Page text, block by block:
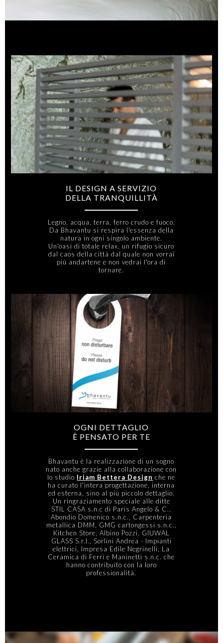
IL DESIGN A SERVIZIO
DELLA TRANQUILLITÀ
Legno, acqua, terra, ferro crudo e fuoco.
Da Bhavantu si respira l'essenza della
natura in ogni singolo ambiente.
Un'oasi di totale relax, un rifugio sicuro
dal caos della città dal quale non vorrai
più andartene e non vedrai l'ora di
tornare.
OGNI DETTAGLIO
È PENSATO PER TE
Bhavantu è la realizzazione di un sogno
nato anche grazie alla collaborazione con
lo studio Iriam Bettera Design che ne
ha curato l'intera progettazione, interna
ed esterna, sino al più piccolo dettaglio.
Un ringraziamento speciale alle ditte
STIL CASA s.n.c di Paris Angelo & C.,
Abondio Domenico s.n.c., Carpenteria
metallica DMM, GMG cartongessi s.n.c.,
Kitchen Store, Albino Pozzi, GIUWAL
GLASS S.r.l., Sorlini Andrea - Impianti
elettrici, Impresa Edile Negrinelli, La
Ceramica di Ferri e Maninetti s.n.c. che
hanno contribuito con la loro
professionalità.